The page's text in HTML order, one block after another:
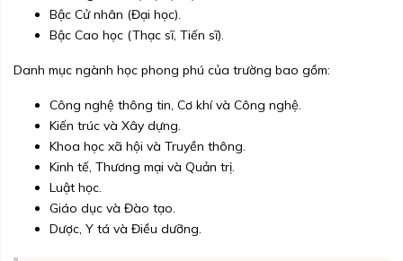
Bậc Cử nhân (Đại học).
Bậc Cao học (Thạc sĩ, Tiến sĩ).
Danh mục ngành học phong phú của trường bao gồm:
Công nghệ thông tin, Cơ khí và Công nghệ.
Kiến trúc và Xây dựng.
Khoa học xã hội và Truyền thông.
Kinh tế, Thương mại và Quản trị.
Luật học.
Giáo dục và Đào tạo.
Dược, Y tá và Điều dưỡng.